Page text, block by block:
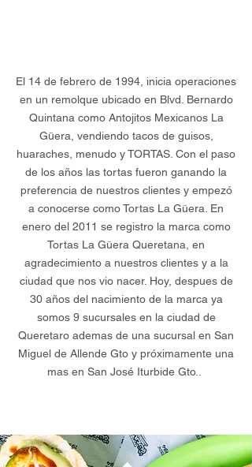
El 14 de febrero de 1994, inicia operaciones
en un remolque ubicado en Blvd. Bernardo
Quintana como Antojitos Mexicanos La
Güera, vendiendo tacos de guisos,
huaraches, menudo y TORTAS. Con el paso
de los años las tortas fueron ganando la
preferencia de nuestros clientes y empezó
a conocerse como Tortas La Güera. En
enero del 2011 se registro la marca como
Tortas La Güera Queretana, en
agradecimiento a nuestros clientes y a la
ciudad que nos vio nacer. Hoy, despues de
30 años del nacimiento de la marca ya
somos 9 sucursales en la ciudad de
Queretaro ademas de una sucursal en San
Miguel de Allende Gto y próximamente una
mas en San José Iturbide Gto..